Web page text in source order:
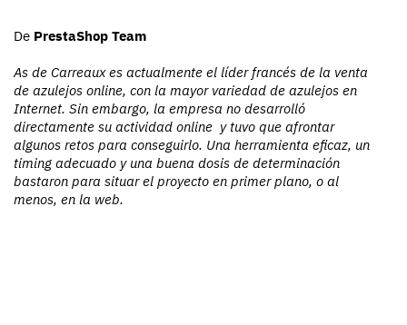
De PrestaShop Team
As de Carreaux es actualmente el líder francés de la venta
de azulejos online, con la mayor variedad de azulejos en
Internet. Sin embargo, la empresa no desarrolló
directamente su actividad online y tuvo que afrontar
algunos retos para conseguirlo. Una herramienta eficaz, un
timing adecuado y una buena dosis de determinación
bastaron para situar el proyecto en primer plano, o al
menos, en la web.